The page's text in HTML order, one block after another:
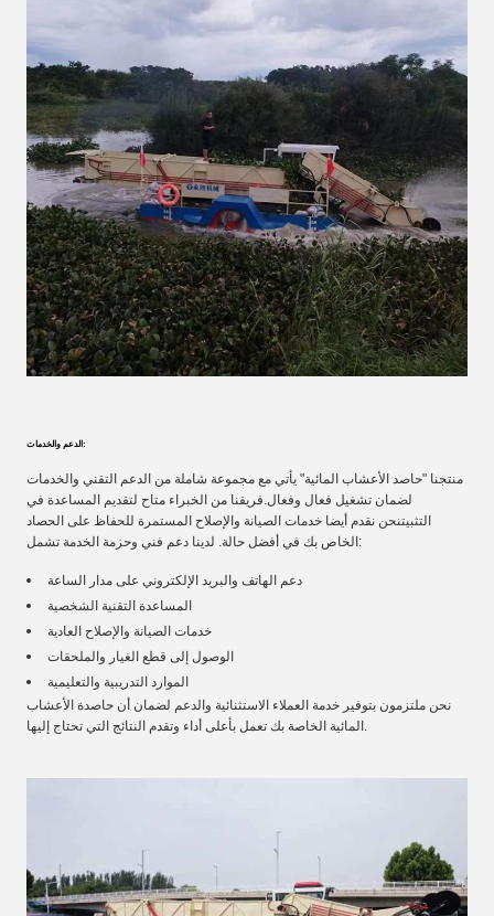
الدعم والخدمات:
منتجنا "حاصد الأعشاب المائية" يأتي مع مجموعة شاملة من الدعم التقني والخدمات
لضمان تشغيل فعال وفعال.فريقنا من الخبراء متاح لتقديم المساعدة في
التثبيتنحن نقدم أيضا خدمات الصيانة والإصلاح المستمرة للحفاظ على الحصاد
الخاص بك في أفضل حالة. لدينا دعم فني وحزمة الخدمة تشمل:
دعم الهاتف والبريد الإلكتروني على مدار الساعة
المساعدة التقنية الشخصية
خدمات الصيانة والإصلاح العادية
الوصول إلى قطع الغيار والملحقات
الموارد التدريبية والتعليمية
نحن ملتزمون بتوفير خدمة العملاء الاستثنائية والدعم لضمان أن حاصدة الأعشاب
المائية الخاصة بك تعمل بأعلى أداء وتقدم النتائج التي تحتاج إليها.